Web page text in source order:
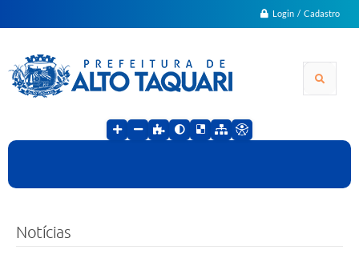
Login / Cadastro
Notícias